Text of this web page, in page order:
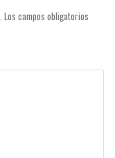
Los campos obligatorios